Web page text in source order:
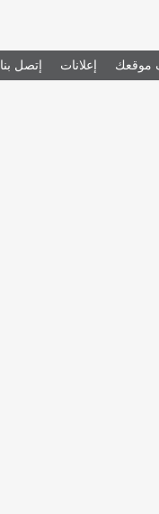
موقعك إعلانات إتصل بنا